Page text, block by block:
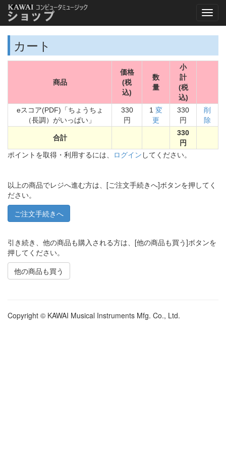
カート
商品
価格
(税
込)
数
量
小
計
(税
込)
eスコア(PDF)「ちょうちょ
（長調）がいっぱい」
330
円
1 変
更
330
円
削
除
合計
330
円
ポイントを取得・利用するには、 ログイン してください。
以上の商品でレジへ進む方は、[ご注文手続きへ]ボタンを押してく
ださい。
引き続き、他の商品も購入される方は、[他の商品も買う]ボタンを
押してください。
他の商品も買う
Copyright © KAWAI Musical Instruments Mfg. Co., Ltd.